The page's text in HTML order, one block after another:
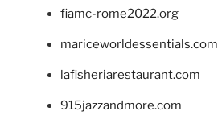
fiamc-rome2022.org
mariceworldessentials.com
lafisheriarestaurant.com
915jazzandmore.com